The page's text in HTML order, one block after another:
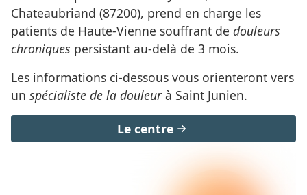
Chateaubriand (87200), prend en charge les
patients de Haute-Vienne souffrant de douleurs
chroniques persistant au-delà de 3 mois.
Les informations ci-dessous vous orienteront vers
un spécialiste de la douleurà Saint Junien.
Le centre